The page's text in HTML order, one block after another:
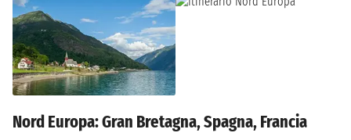
Nord Europa: Gran Bretagna, Spagna, Francia